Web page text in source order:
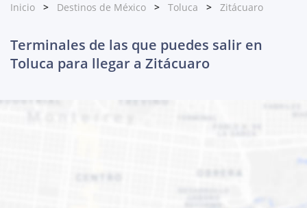
Inicio Destinos de México Toluca Zitácuaro
Terminales de las que puedes salir en
Toluca para llegar a Zitácuaro